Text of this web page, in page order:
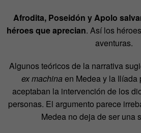
Afrodita, Poseidón y Apolo
héroes que aprecian. Así los
aventuras.
Algunos teóricos de la narrativa
ex machina en Medea y la
aceptaban la intervención de los
personas. El argumento parece
Medea no deja de ser una